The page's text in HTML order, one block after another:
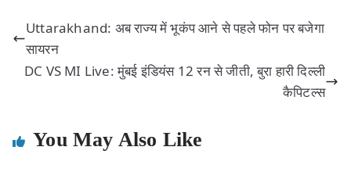
Uttarakhand: अब राज्य में भूकंप आने से पहले फोन पर बजेगा
सायरन
DC VS MI Live: मुंबई इंडियंस 12 रन से जीती, बुरा हारी दिल्ली
कैपिटल्स
You May Also Like